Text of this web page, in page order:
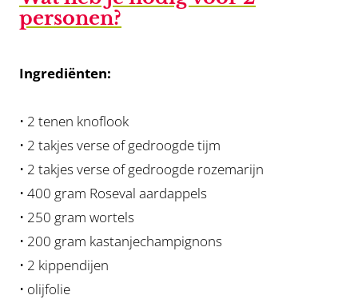
personen?
Ingrediënten:
• 2 tenen knoflook
• 2 takjes verse of gedroogde tijm
• 2 takjes verse of gedroogde rozemarijn
• 400 gram Roseval aardappels
• 250 gram wortels
• 200 gram kastanjechampignons
• 2 kippendijen
• olijfolie